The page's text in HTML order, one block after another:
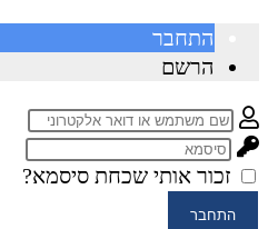
התחבר
הרשם
זכור אותי שכחת סיסמא?
התחבר